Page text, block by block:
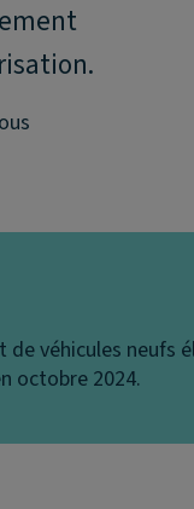
véhicules neufs
octobre 2024.